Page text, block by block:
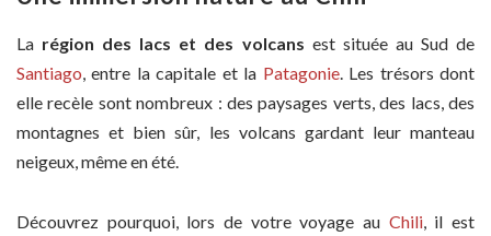
La région des lacs et des volcans est située au Sud de
Santiago, entre la capitale et la Patagonie. Les trésors dont
elle recèle sont nombreux : des paysages verts, des lacs, des
montagnes et bien sûr, les volcans gardant leur manteau
neigeux, même en été.
Découvrez pourquoi, lors de votre voyage au Chili, il est